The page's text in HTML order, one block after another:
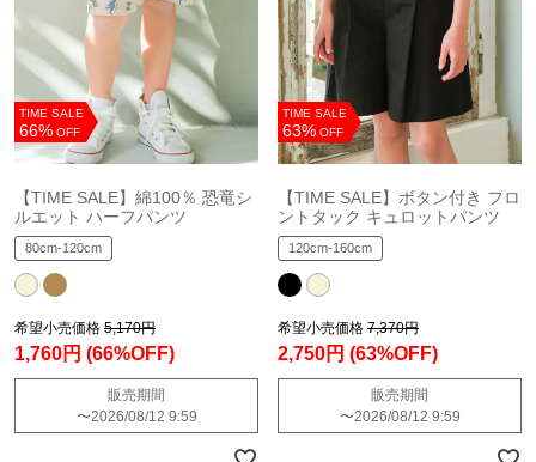
TIME SALE
66% OFF
【TIME SALE】綿100％ 恐竜シ
ルエット ハーフパンツ
80cm-120cm
希望小売価格 5,170円
1,760円 (66%OFF)
販売期間
〜2026/08/12 9:59
TIME SALE
63% OFF
【TIME SALE】ボタン付き フロ
ントタック キュロットパンツ
120cm-160cm
希望小売価格 7,370円
2,750円 (63%OFF)
販売期間
〜2026/08/12 9:59